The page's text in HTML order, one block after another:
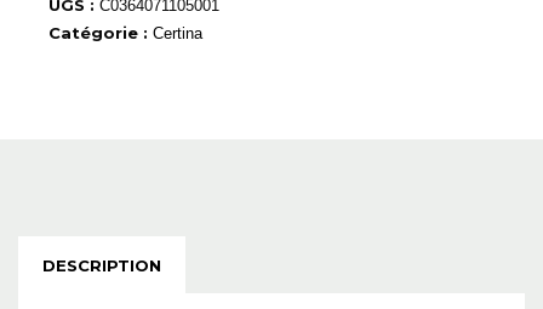
UGS : C0364071105001
Catégorie : Certina
DESCRIPTION